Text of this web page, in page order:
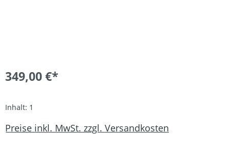
349,00 €*
Inhalt: 1
Preise inkl. MwSt. zzgl. Versandkosten